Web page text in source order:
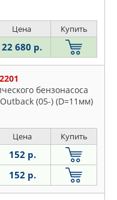
Цена Купить
22 680 р.
бензонасоса
(05-) (D=11мм)
Цена Купить
152 р.
152 р.